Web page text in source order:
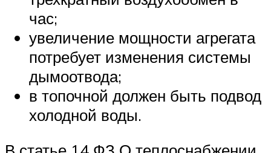
час;
увеличение мощности агрегата
потребует изменения системы
дымоотвода;
в топочной должен быть подвод
холодной воды.